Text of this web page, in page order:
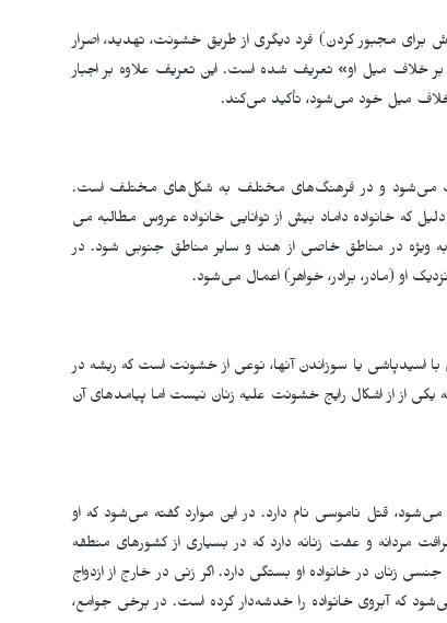
برای مجبور کردن) فرد دیگری از طریق خشونت، تهدید، اصرار
بر خلاف میل او» تعریف شده است. این تعریف علاوه بر اجبار
خلاف میل خود می‌­شود، تأکید می‌کند.
می‌­شود و در فرهنگ‌های مختلف به شکل‌های مختلف است.
که خانواده داماد بیش از توانایی خانواده عروس مطالبه می­‌
ویژه در مناطق خاصی از هند و سایر مناطق جنوبی شود. در
او (مادر، برادر، خواهر) اعمال می­‌شود.
اسیدپاشی یا سوزاندن آنها، نوعی از خشونت است که ریشه در
یکی از از اشکال رایج خشونت علیه زنان نیست اما پیامدهای آن
می­‌شود، قتل ناموسی نام دارد. در این موارد گفته می‌شود که او
مردانه و عفت زنانه دارد که در بسیاری از کشورهای منطقه
زنان در خانواده او بستگی دارد. اگر زنی در خارج از ازدواج
که آبروی خانواده را خدشه­‌دار کرده است. در برخی جوامع،